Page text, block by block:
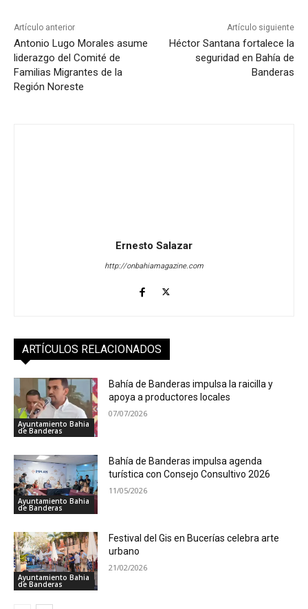
Artículo anterior
Antonio Lugo Morales asume
liderazgo del Comité de
Familias Migrantes de la
Región Noreste
Artículo siguiente
Héctor Santana fortalece la
seguridad en Bahía de
Banderas
Ernesto Salazar
http://onbahiamagazine.com
ARTÍCULOS RELACIONADOS
Ayuntamiento Bahia
de Banderas
Bahía de Banderas impulsa la raicilla y
apoya a productores locales
07/07/2026
Ayuntamiento Bahia
de Banderas
Bahía de Banderas impulsa agenda
turística con Consejo Consultivo 2026
11/05/2026
Ayuntamiento Bahia
de Banderas
Festival del Gis en Bucerías celebra arte
urbano
21/02/2026